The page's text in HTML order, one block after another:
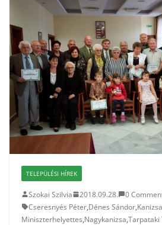
TELEPÜLÉSI HÍREK
Szokai Szilvia 2018.09.28.
0
Cseresnyés Péter,Dénes Sándor,
Miniszterhelyettes,Nagykanizsa,Tarpataki